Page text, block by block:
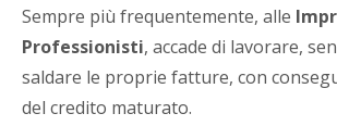
Sempre più frequentemente, alle
Professionisti, accade di lavorare,
saldare le proprie fatture, con
del credito maturato.